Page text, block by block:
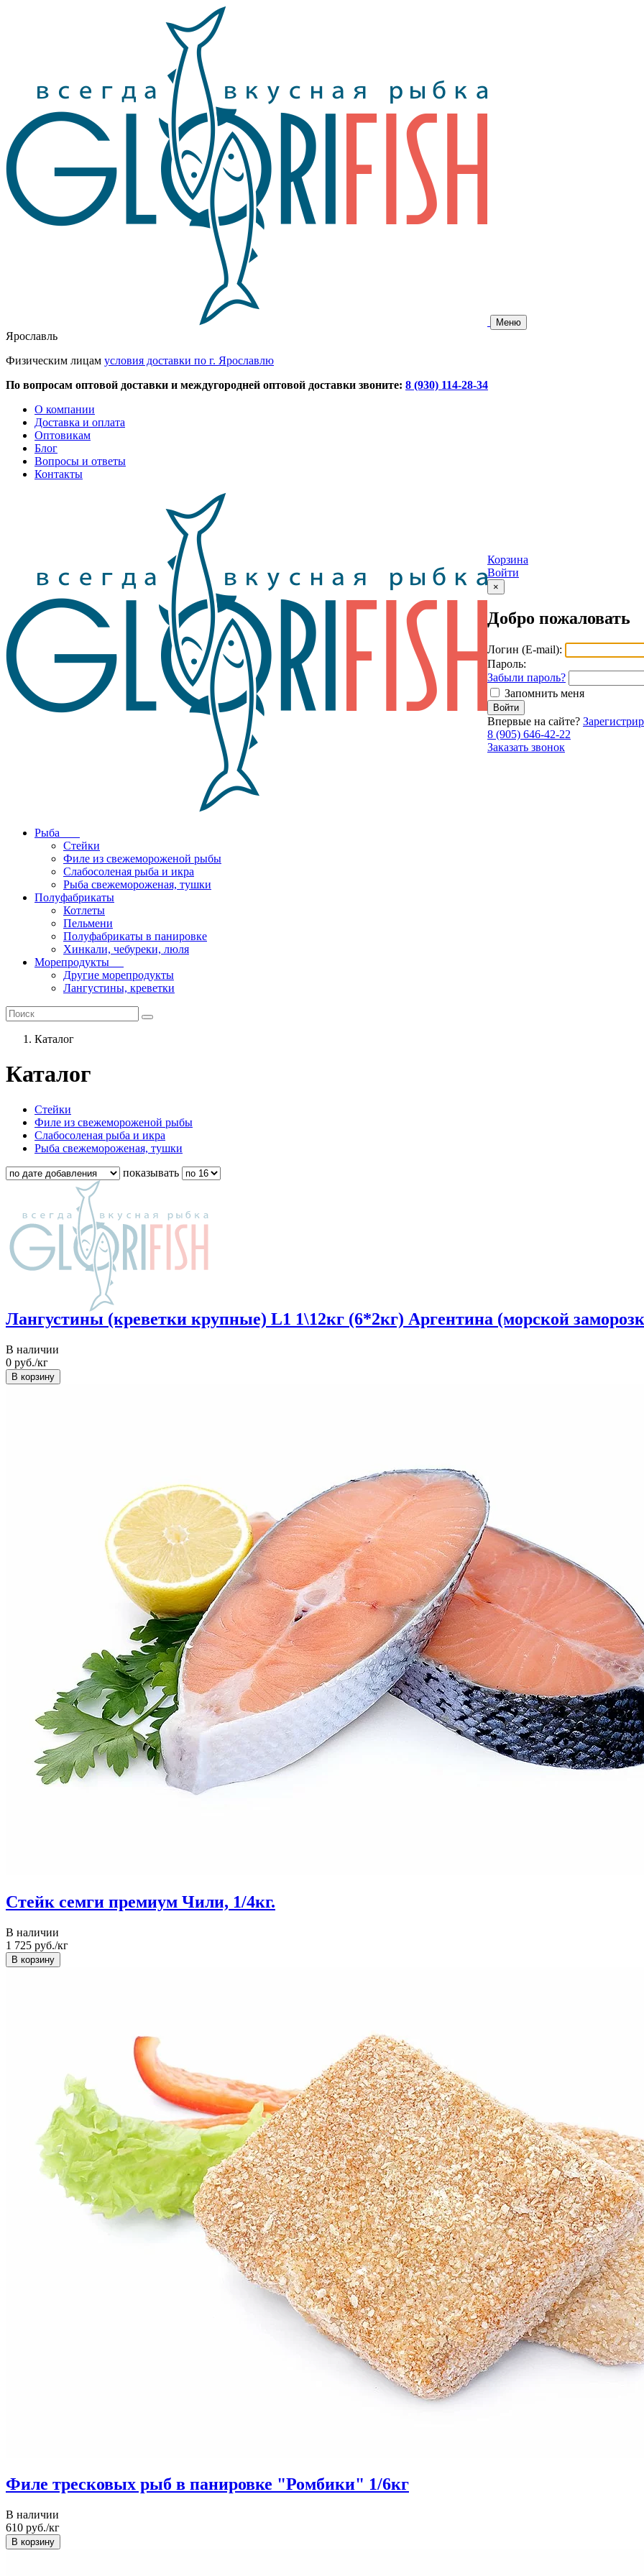
Меню
Ярославль
Физическим лицам условия доставки по г. Ярославлю
По вопросам оптовой доставки и междугородней оптовой доставки звоните: 8 (930) 114-28-34
О компании
Доставка и оплата
Оптовикам
Блог
Вопросы и ответы
Контакты
Корзина
Войти
×
Добро пожаловать
Логин (E-mail):
Пароль:
Забыли пароль?
Запомнить меня
Впервые на сайте?
8 (905) 646-42-22
Заказать звонок
Рыба
Стейки
Филе из свежемороженой рыбы
Слабосоленая рыба и икра
Рыба свежемороженая, тушки
Полуфабрикаты
Котлеты
Пельмени
Полуфабрикаты в панировке
Хинкали, чебуреки, люля
Морепродукты
Другие морепродукты
Лангустины, креветки
Каталог
Каталог
Стейки
Филе из свежемороженой рыбы
Слабосоленая рыба и икра
Рыба свежемороженая, тушки
показывать
Лангустины (креветки крупные) L1 1\12кг (6*2кг) Аргентина (морской
В наличии
0 руб./кг
Стейк семги премиум Чили, 1/4кг.
В наличии
1 725 руб./кг
Филе тресковых рыб в панировке "Ромбики" 1/6кг
В наличии
610 руб./кг